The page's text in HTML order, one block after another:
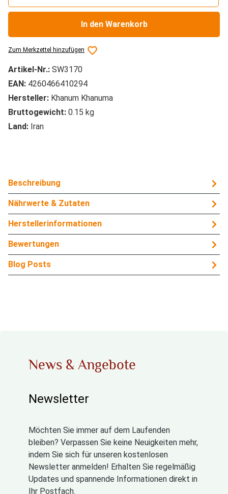
In den Warenkorb
Zum Merkzettel hinzufügen
Artikel-Nr.: SW3170
EAN: 4260466410294
Hersteller: Khanum Khanuma
Bruttogewicht: 0.15 kg
Land: Iran
Beschreibung
Nährwerte & Zutaten
Herstellerinformationen
Bewertungen
Blog Posts
News & Angebote
Newsletter
Möchten Sie immer auf dem Laufenden
bleiben? Verpassen Sie keine Neuigkeiten mehr,
indem Sie sich für unseren kostenlosen
Newsletter anmelden! Erhalten Sie regelmäßig
Updates und spannende Informationen direkt in
Ihr Postfach.